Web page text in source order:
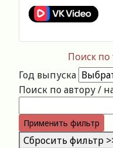
Поиск по
Год выпуска
Поиск по автору /
Применить фильтр